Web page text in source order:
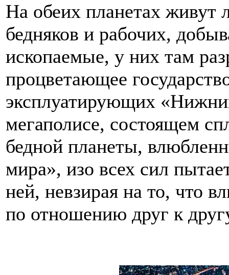
На обеих планетах
бедняков и рабочих,
ископаемые, у них там
процветающее
эксплуатирующих
мегаполисе, состоящем
бедной планеты,
мира», изо всех сил
ней, невзирая на то, что
по отношению друг к